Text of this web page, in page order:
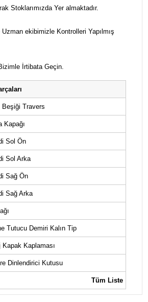
Stoklarımızda Yer almaktadır.
ekibimizle Kontrolleri Yapılmış
İrtibata Geçin.
Beşiği Travers
Kapağı
Sol Ön
Sol Arka
Sağ Ön
Sağ Arka
Tutucu Demiri Kalın Tip
Kaplaması
Dinlendirici Kutusu
Tüm Liste